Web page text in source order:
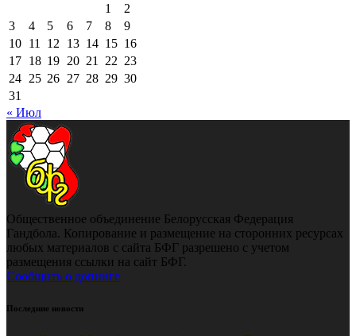
1
2
3
4 5 6 7 8
9
10 11 12 13 14 15 16
17 18 19 20 21 22 23
24 25 26 27 28 29 30
31
« Июл
Общественное объединение Белорусская Федерация
Гандбола. Копирование и размещение на сторонних ресурсах
любых материалов с сайта БФГ разрешено с учетом
размещения ссылки на сайт БФГ.
Сообщить о допинге
Последние новости